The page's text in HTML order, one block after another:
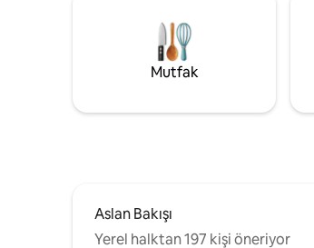
Kapsamlı karlı orman manzaraları. -
Ücretsiz Ontario Parkları kartı - Kayak
tepesi ve göle 10 dakika yürüme
mesafesinde. Fotoğraf ve ilham için daha
Mutfak
Aslan Bakışı
Yerel halktan 197 kişi öneriyor